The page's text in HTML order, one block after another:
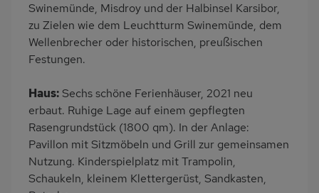
Nichtraucher
Freisitz im Garten
Wb/WC
freistehend
Internet
Erdgeschoss
am Waldrand
Bettwäsche inklusive
Kabel-TV
Swinemünde, Misdroy und der Halbinsel Karsibor,
zu Zielen wie dem Leuchtturm Swinemünde, dem
Wellenbrecher oder historischen, preußischen
Festungen.
Haus: Sechs schöne Ferienhäuser, 2021 neu
erbaut. Ruhige Lage auf einem gepflegten
Rasengrundstück (1800 qm). In der Anlage:
Pavillon mit Sitzmöbeln und Grill zur gemeinsamen
Nutzung. Kinderspielplatz mit Trampolin,
Schaukeln, kleinem Klettergerüst, Sandkasten,